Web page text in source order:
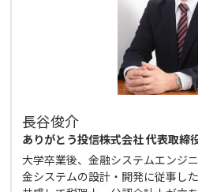
長谷俊介
ありがとう投信株式会社 代表取締
大学卒業後、金融システムエンジ
金システムの設計・開発に従事し